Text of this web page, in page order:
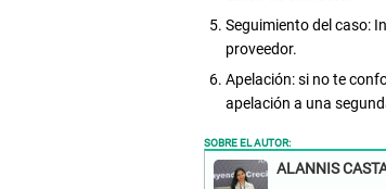
Seguimiento del caso:
proveedor.
Apelación: si no te
apelación a una
SOBRE EL AUTOR:
ALANNIS